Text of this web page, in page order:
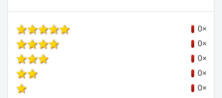
0×
0×
0×
0×
0×